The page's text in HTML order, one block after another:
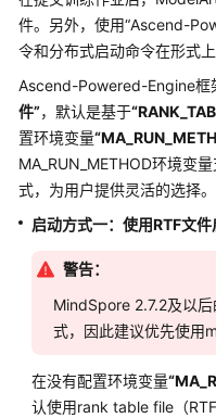
练
优
加
速
容
错
故
障
恢
复
看
与
件。另外，使用“Ascend-
令和分布式启动命令在形式上
Ascend-Powered-Engine框
件”，默认是基于
置环境变量
MA_RUN_METHOD环境变
式，为用户提供灵活的选择。
启动方式一：使用RTF文
警告：
MindSpore 2.7.2及以
式，因此建议优先使用
在没有配置环境变量
认使用rank table file（RTF